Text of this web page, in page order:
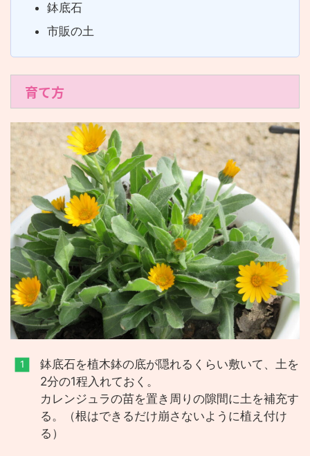
鉢底石
市販の土
育て方
鉢底石を植木鉢の底が隠れるくらい敷いて、土を
2分の1程入れておく。
カレンジュラの苗を置き周りの隙間に土を補充す
る。（根はできるだけ崩さないように植え付け
る）